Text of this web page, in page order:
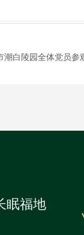
眠福地